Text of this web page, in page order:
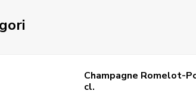
Champagne Romelot-
cl.